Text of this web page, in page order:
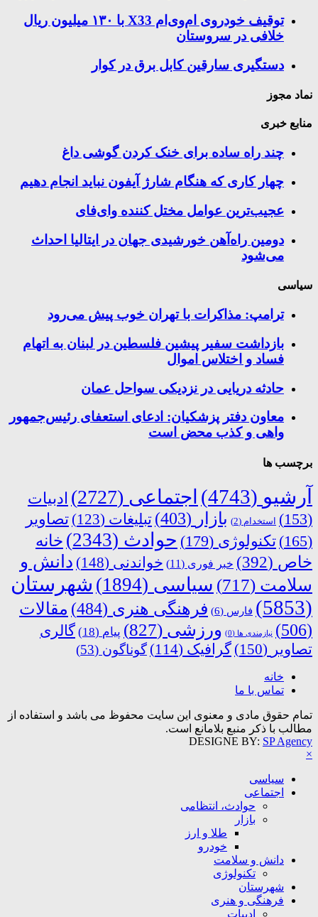
توقیف خودروی ام‌وی‌ام X33 با ۱۳۰ میلیون ریال
خلافی در سروستان
دستگیری سارقین کابل برق در کوار
نماد مجوز
منابع خبری
چند راه‌ ساده برای خنک کردن گوشی داغ
چهار کاری که هنگام شارژ آیفون نباید انجام دهیم
عجیب‌ترین عوامل مختل کننده وای‌فای
دومین راه‌آهن خورشیدی جهان در ایتالیا احداث
می‌شود
سیاسی
ترامپ: مذاکرات با تهران خوب پیش می‌رود
بازداشت سفیر پیشین فلسطین در لبنان به اتهام
فساد و اختلاس اموال
حادثه دریایی در نزدیکی سواحل عمان
معاون دفتر پزشکیان: ادعای استعفای رئیس‌جمهور
واهی و کذب محض است
برچسب ها
آرشیو (4743) اجتماعی (2727)
ادبیات
(153)
استخدام (2) بازار (403) تبلیغات (123)
تصاویر
(165)
تکنولوژی (179) حوادث (2343)
خانه
خاص (392) خبر فوری (11) خواندنی (148)
دانش و
سلامت (717) سیاسی (1894)
شهرستان
(5853)
فارس (6) فرهنگی هنری (484)
مقالات
(506)
نیازمندی ها (0) ورزشی (827) پیام (18)
گالری
تصاویر (150) گرافیک (114) گوناگون (53)
خانه
تماس با ما
تمام حقوق مادی و معنوی این سایت محفوظ می باشد و استفاده از
مطالب با ذکر منبع بلامانع است.
DESIGNE BY: SP Agency
×
سیاسی
اجتماعی
حوادث، انتظامی
بازار
طلا و ارز
خودرو
دانش و سلامت
تکنولوژی
شهرستان
فرهنگی و هنری
ادبیات